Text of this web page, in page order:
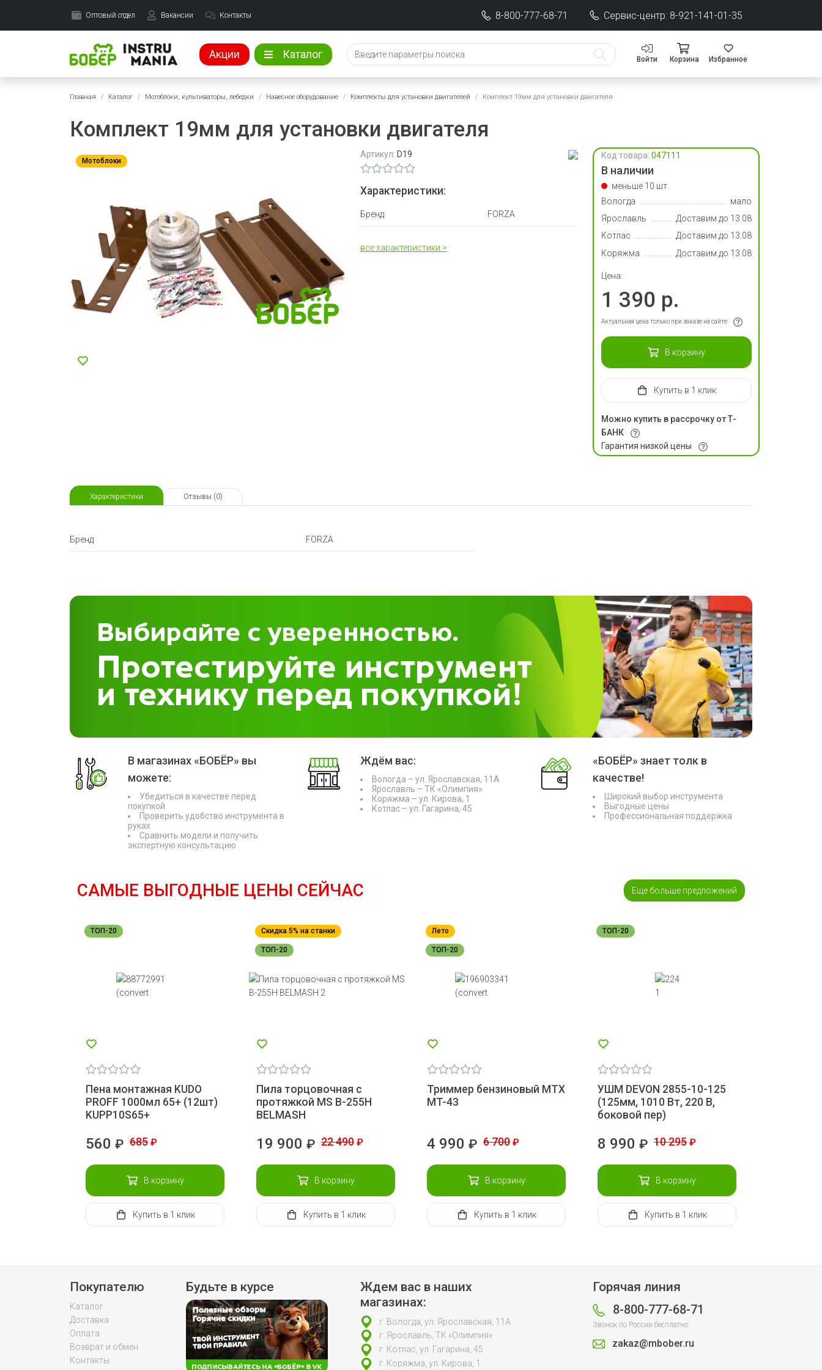
Оптовый отдел Вакансии Контакты 8-800-777-68-71 Сервис-центр: 8-921-141-01-35
Акции Каталог Войти Корзина Избранное
Главная Каталог Мотоблоки, культиваторы, лебедки Навесное оборудование Комплекты для установки двигателей Комплект 19мм для установки двигателя
Комплект 19мм для установки двигателя
Мотоблоки
Артикул: D19
Характеристики:
Бренд FORZA
все характеристики >
Код товара: 047111
В наличии
меньше 10 шт.
Вологда
мало
Ярославль
Доставим до 13.08
Котлас
Доставим до 13.08
Коряжма
Доставим до 13.08
Цена:
1 390 р.
Актуальная цена только при заказе на сайте
В корзину
Купить в 1 клик
Можно купить в рассрочку от Т-
БАНК
Гарантия низкой цены
Характеристики Отзывы (0)
Бренд FORZA
В магазинах «БОБЁР» вы
можете:
Убедиться в качестве перед
покупкой
Проверить удобство инструмента в
руках
Сравнить модели и получить
экспертную консультацию
Ждём вас:
Вологда – ул. Ярославская, 11А
Ярославль – ТК «Олимпия»
Коряжма – ул. Кирова, 1
Котлас – ул. Гагарина, 45
«БОБЁР» знает толк в
качестве!
Широкий выбор инструмента
Выгодные цены
Профессиональная поддержка
САМЫЕ ВЫГОДНЫЕ ЦЕНЫ СЕЙЧАС Еще больше предложений
ТОП-20
Пена монтажная KUDO
PROFF 1000мл 65+ (12шт)
KUPP10S65+
560 ₽ 685 ₽
В корзину
Купить в 1 клик
Скидка 5% на станки
ТОП-20
Пила торцовочная с
протяжкой MS B-255H
BELMASH
19 900 ₽ 22 490 ₽
В корзину
Купить в 1 клик
Лето
ТОП-20
Триммер бензиновый MTX
MT-43
4 990 ₽ 6 700 ₽
В корзину
Купить в 1 клик
ТОП-20
УШМ DEVON 2855-10-125
(125мм, 1010 Вт, 220 В,
боковой пер)
8 990 ₽ 10 295 ₽
В корзину
Купить в 1 клик
Покупателю
Каталог
Доставка
Оплата
Возврат и обмен
Контакты
Будьте в курсе
Горячая линия
8-800-777-68-71
Звонок по России бесплатно
zakaz@mbober.ru
Ждем вас в наших
магазинах:
г. Вологда, ул. Ярославская, 11А
г. Ярославль, ТК «Олимпия»
г. Котлас, ул. Гагарина, 45
г. Коряжма, ул. Кирова, 1